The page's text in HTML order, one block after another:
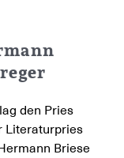
den Pries
Literaturpries
Briese